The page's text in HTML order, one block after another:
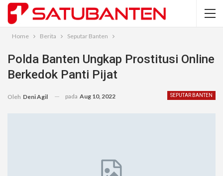
Home Berita Seputar Banten
Polda Banten Ungkap Prostitusi Online
Berkedok Panti Pijat
SEPUTAR BANTEN
Oleh Deni Agil pada Aug 10, 2022